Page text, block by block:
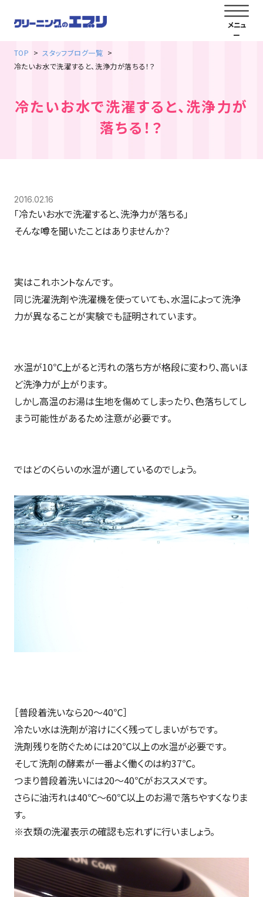
TOP
スタッフブログ一覧
冷たいお水で洗濯すると、洗浄力が落ちる！？
冷たいお水で洗濯すると、洗浄力が
落ちる！？
2016.02.16
「冷たいお水で洗濯すると、洗浄力が落ちる」
そんな噂を聞いたことはありませんか？
実はこれホントなんです。
同じ洗濯洗剤や洗濯機を使っていても、水温によって洗浄
力が異なることが実験でも証明されています。
水温が10℃上がると汚れの落ち方が格段に変わり、高いほ
ど洗浄力が上がります。
しかし高温のお湯は生地を傷めてしまったり、色落ちしてし
まう可能性があるため注意が必要です。
ではどのくらいの水温が適しているのでしょう。
［普段着洗いなら20～40℃］
冷たい水は洗剤が溶けにくく残ってしまいがちです。
洗剤残りを防ぐためには20℃以上の水温が必要です。
そして洗剤の酵素が一番よく働くのは約37℃。
つまり普段着洗いには20～40℃がおススメです。
さらに油汚れは40℃～60℃以上のお湯で落ちやすくなりま
す。
※衣類の洗濯表示の確認も忘れずに行いましょう。